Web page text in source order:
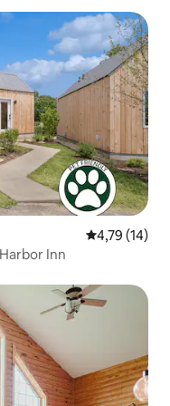
Évaluation
4,79 (14)
Inn